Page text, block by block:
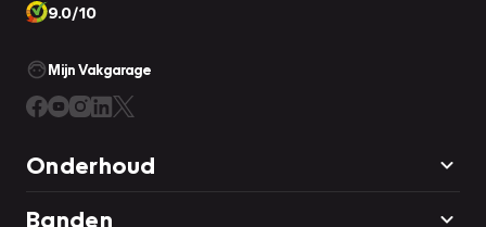
9.0/10
Mijn Vakgarage
Onderhoud
Banden